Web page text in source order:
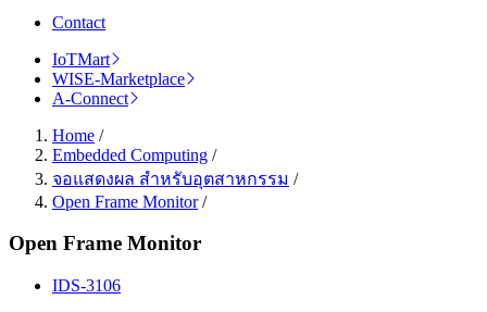
Contact
IoTMart
WISE-Marketplace
A-Connect
Home /
Embedded Computing /
จอแสดงผล สำหรับอุตสาหกรรม /
Open Frame Monitor/
Open Frame Monitor
IDS-3106